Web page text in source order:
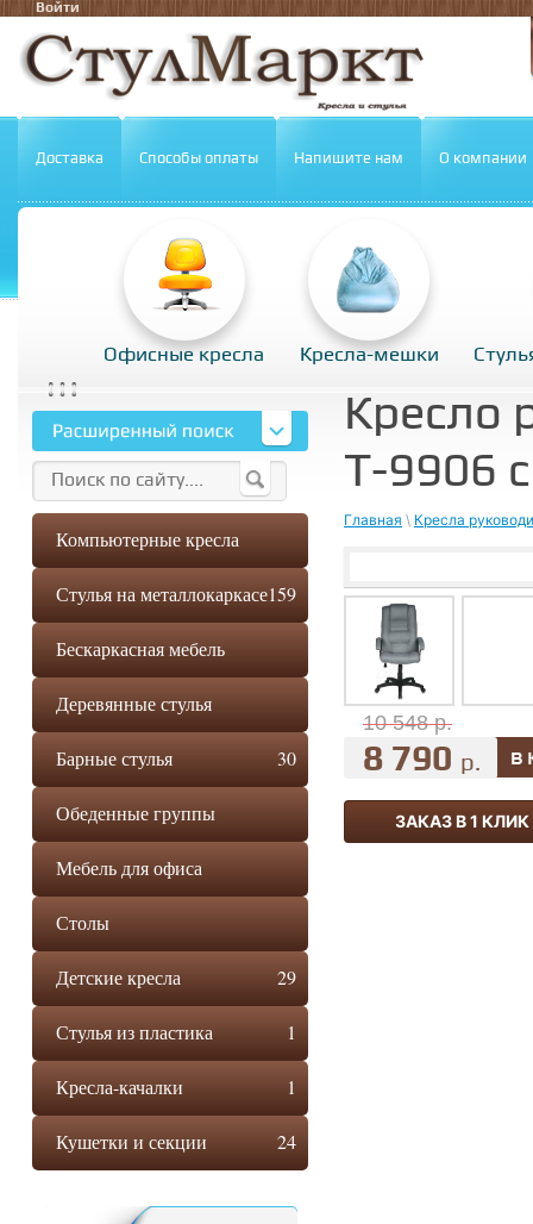
Войти
Доставка Способы оплаты Напишите нам О компании
Офисные кресла Кресла-мешки
Компьютерные кресла
159
Стулья на металлокаркасе
Бескаркасная мебель
Деревянные стулья
30
Барные стулья
Обеденные группы
Мебель для офиса
Столы
29
Детские кресла
1
Стулья из пластика
1
Кресла-качалки
24
Кушетки и секции
Кресло
Т-9906
Главная \ Кресла
10 548 р.
8 790 р.
ЗАКАЗ В 1 КЛИК